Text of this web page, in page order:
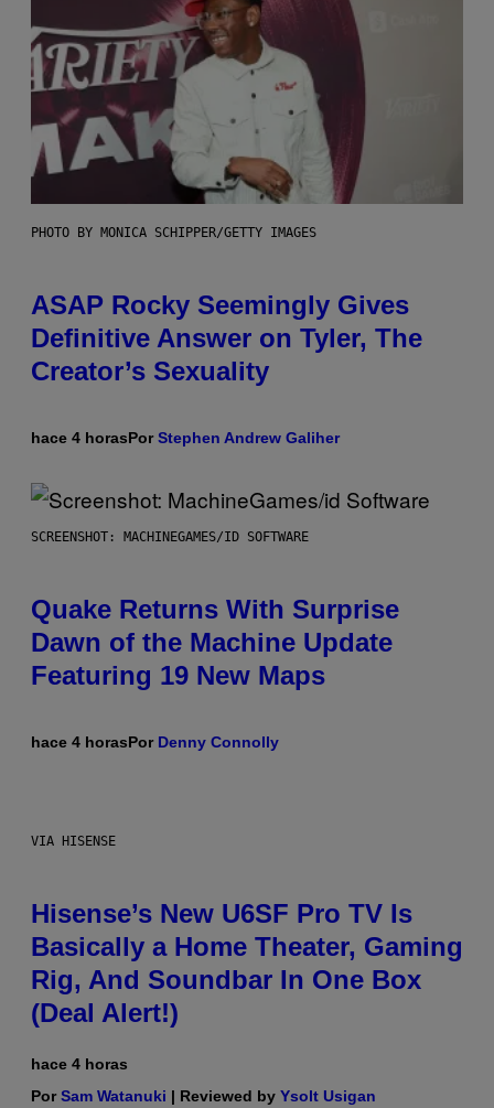
PHOTO BY MONICA SCHIPPER/GETTY IMAGES
ASAP Rocky Seemingly Gives
Definitive Answer on Tyler, The
Creator’s Sexuality
hace 4 horasPorStephen Andrew Galiher
SCREENSHOT: MACHINEGAMES/ID SOFTWARE
Quake Returns With Surprise
Dawn of the Machine Update
Featuring 19 New Maps
hace 4 horasPor Denny Connolly
VIA HISENSE
Hisense’s New U6SF Pro TV Is
Basically a Home Theater, Gaming
Rig, And Soundbar In One Box
(Deal Alert!)
hace 4 horas
PorSam Watanuki | Reviewed by Ysolt Usigan